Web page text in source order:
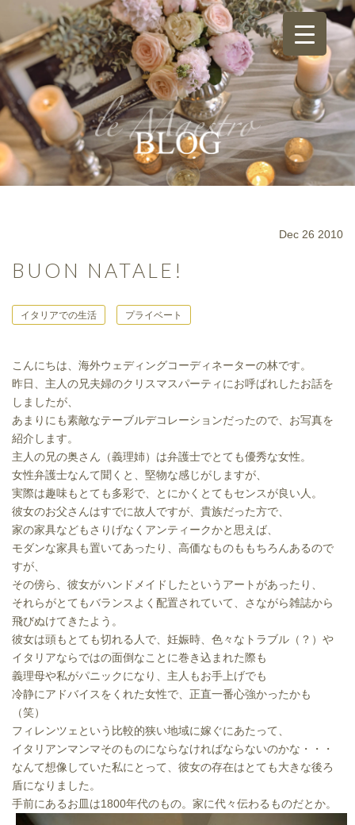
Dec 26 2010
BUON NATALE!
イタリアでの生活 プライベート
こんにちは、海外ウェディングコーディネーターの林です。
昨日、主人の兄夫婦のクリスマスパーティにお呼ばれしたお話を
しましたが、
あまりにも素敵なテーブルデコレーションだったので、お写真を
紹介します。
主人の兄の奥さん（義理姉）は弁護士でとても優秀な女性。
女性弁護士なんて聞くと、堅物な感じがしますが、
実際は趣味もとても多彩で、とにかくとてもセンスが良い人。
彼女のお父さんはすでに故人ですが、貴族だった方で、
家の家具などもさりげなくアンティークかと思えば、
モダンな家具も置いてあったり、高価なものももちろんあるので
すが、
その傍ら、彼女がハンドメイドしたというアートがあったり、
それらがとてもバランスよく配置されていて、さながら雑誌から
飛びぬけてきたよう。
彼女は頭もとても切れる人で、妊娠時、色々なトラブル（？）や
イタリアならではの面倒なことに巻き込まれた際も
義理母や私がパニックになり、主人もお手上げでも
冷静にアドバイスをくれた女性で、正直一番心強かったかも
（笑）
フィレンツェという比較的狭い地域に嫁ぐにあたって、
イタリアンマンマそのものにならなければならないのかな・・・
なんて想像していた私にとって、彼女の存在はとても大きな後ろ
盾になりました。
手前にあるお皿は1800年代のもの。家に代々伝わるものだとか。